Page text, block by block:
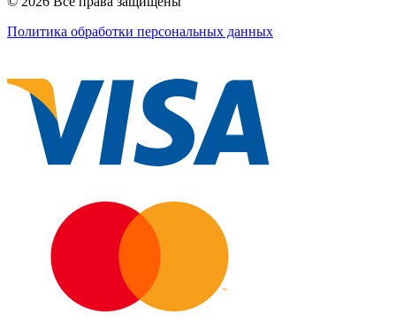
Политика обработки персональных данных